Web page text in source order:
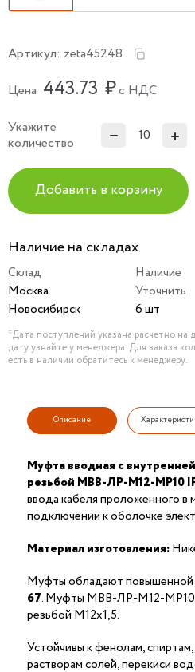
Артикул: zeta45248
Цена 443.73 ₽с НДС
Укажите
количество
Добавить в корзину
Наличие на складах
Склад Наличие
Москва
Уточнить
Новосибирск
6 шт
*Дата поступлений указана расчетно на
дату узнайте у менеджера. Для заказа
есть в наличии обратитесь к менеджеру.
Описание
Муфта вводная с
резьбой МВВ-ЛР-М12-МР10
ввода кабеля проложенного в
подключении к оболочке
Материал изготовления:
Муфты обладают повышенной
67. Муфты МВВ-ЛР-М12-МР10
резьбой М12х1,5.
Устойчивы к фенолам,
растворам солей, перекиси